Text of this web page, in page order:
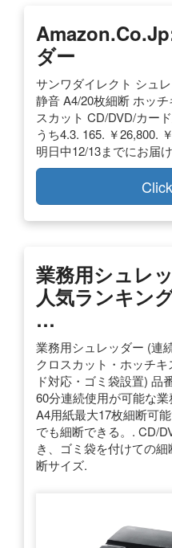
ダー
サンワダイレクト シュ
静音 A4/20枚細断 ホッ
スカット CD/DVD/カー
うち4.3. 165. ￥26,800.
明日中12/13までにお届
業務用シュレ
人気ランキン
…
業務用シュレッダー (連
クロスカット・ホッチ
ド対応・ゴミ袋設置) 品
60分連続使用が可能な
A4用紙最大17枚細断可
でも細断できる。. CD/
き、ゴミ袋を付けての
断サイズ.